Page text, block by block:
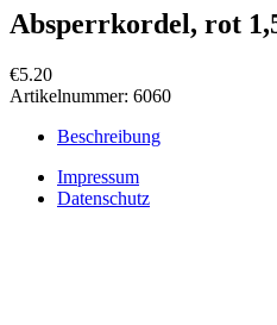
Absperrkordel, rot
€5.20
Artikelnummer: 6060
Beschreibung
Impressum
Datenschutz